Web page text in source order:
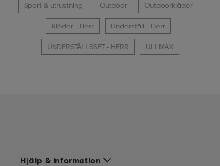
Sport & utrustning Outdoor Outdoorkläder
Kläder - Herr Underställ - Herr
UNDERSTÄLLSSET - HERR ULLMAX
Hjälp & information